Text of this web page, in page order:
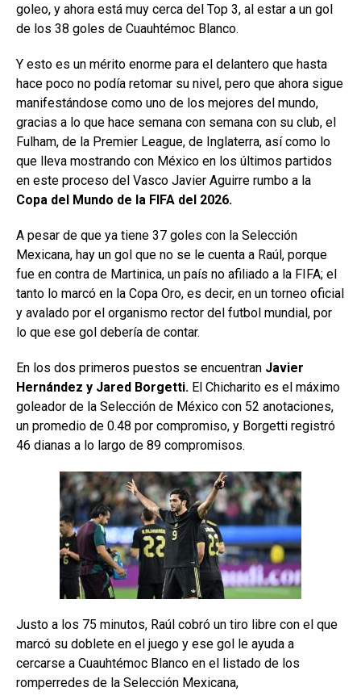
goleo, y ahora está muy cerca del Top 3, al estar a un gol
de los 38 goles de Cuauhtémoc Blanco.
Y esto es un mérito enorme para el delantero que hasta
hace poco no podía retomar su nivel, pero que ahora sigue
manifestándose como uno de los mejores del mundo,
gracias a lo que hace semana con semana con su club, el
Fulham, de la Premier League, de Inglaterra, así como lo
que lleva mostrando con México en los últimos partidos
en este proceso del Vasco Javier Aguirre rumbo a la
Copa del Mundo de la FIFA del 2026.
A pesar de que ya tiene 37 goles con la Selección
Mexicana, hay un gol que no se le cuenta a Raúl, porque
fue en contra de Martinica, un país no afiliado a la FIFA; el
tanto lo marcó en la Copa Oro, es decir, en un torneo oficial
y avalado por el organismo rector del futbol mundial, por
lo que ese gol debería de contar.
En los dos primeros puestos se encuentran Javier
Hernández y Jared Borgetti. El Chicharito es el máximo
goleador de la Selección de México con 52 anotaciones,
un promedio de 0.48 por compromiso, y Borgetti registró
46 dianas a lo largo de 89 compromisos.
Justo a los 75 minutos, Raúl cobró un tiro libre con el que
marcó su doblete en el juego y ese gol le ayuda a
cercarse a Cuauhtémoc Blanco en el listado de los
romperredes de la Selección Mexicana,